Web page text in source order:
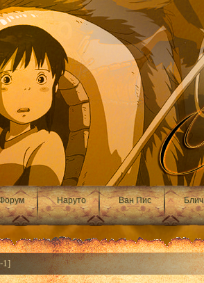
Наруто Ван Пис Блич
1]